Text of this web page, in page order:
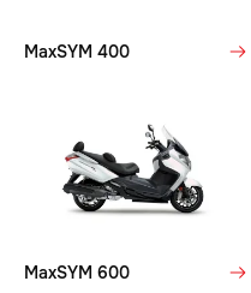
MaxSYM 400
MaxSYM 600